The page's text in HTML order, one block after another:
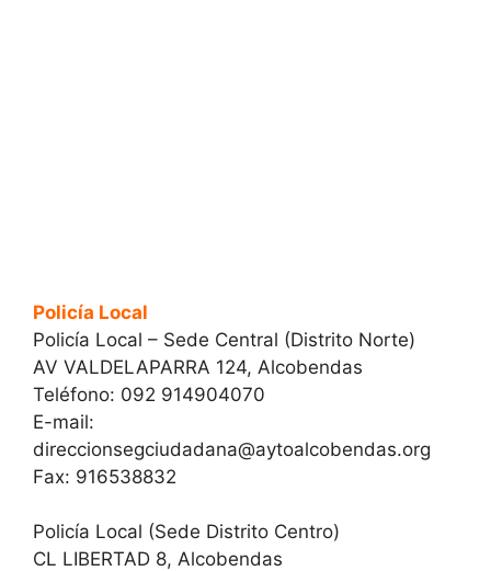
Policía Local
Policía Local – Sede Central (Distrito Norte)
AV VALDELAPARRA 124, Alcobendas
Teléfono: 092 914904070
E-mail:
direccionsegciudadana@aytoalcobendas.org
Fax: 916538832
Policía Local (Sede Distrito Centro)
CL LIBERTAD 8, Alcobendas